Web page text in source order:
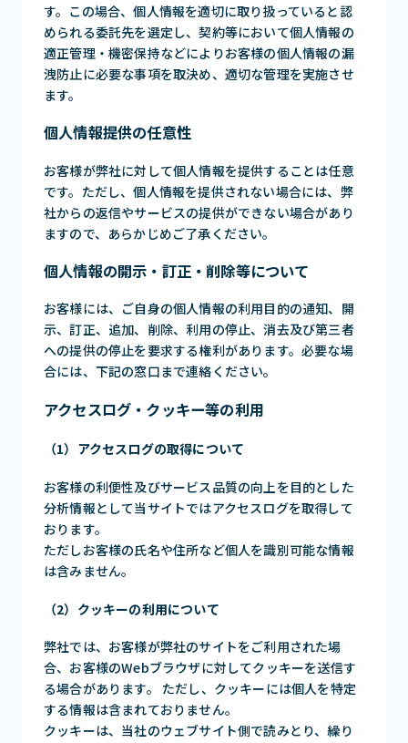
す。この場合、個人情報を適切に取り扱っていると認
められる委託先を選定し、契約等において個人情報の
適正管理・機密保持などによりお客様の個人情報の漏
洩防止に必要な事項を取決め、適切な管理を実施させ
ます。
個人情報提供の任意性
お客様が弊社に対して個人情報を提供することは任意
です。ただし、個人情報を提供されない場合には、弊
社からの返信やサービスの提供ができない場合があり
ますので、あらかじめご了承ください。
個人情報の開示・訂正・削除等について
お客様には、ご自身の個人情報の利用目的の通知、開
示、訂正、追加、削除、利用の停止、消去及び第三者
への提供の停止を要求する権利があります。必要な場
合には、下記の窓口まで連絡ください。
アクセスログ・クッキー等の利用
（1）アクセスログの取得について
お客様の利便性及びサービス品質の向上を目的とした
分析情報として当サイトではアクセスログを取得して
おります。
ただしお客様の氏名や住所など個人を識別可能な情報
は含みません。
（2）クッキーの利用について
弊社では、お客様が弊社のサイトをご利用された場
合、お客様のWebブラウザに対してクッキーを送信す
る場合があります。 ただし、クッキーには個人を特定
する情報は含まれておりません。
クッキーは、当社のウェブサイト側で読みとり、繰り